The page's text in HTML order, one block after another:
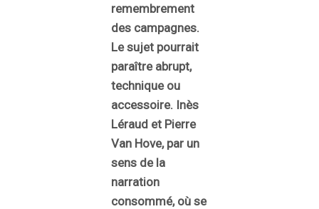
remembrement
des campagnes.
Le sujet pourrait
paraître abrupt,
technique ou
accessoire. Inès
Léraud et Pierre
Van Hove, par un
sens de la
narration
consommé, où se